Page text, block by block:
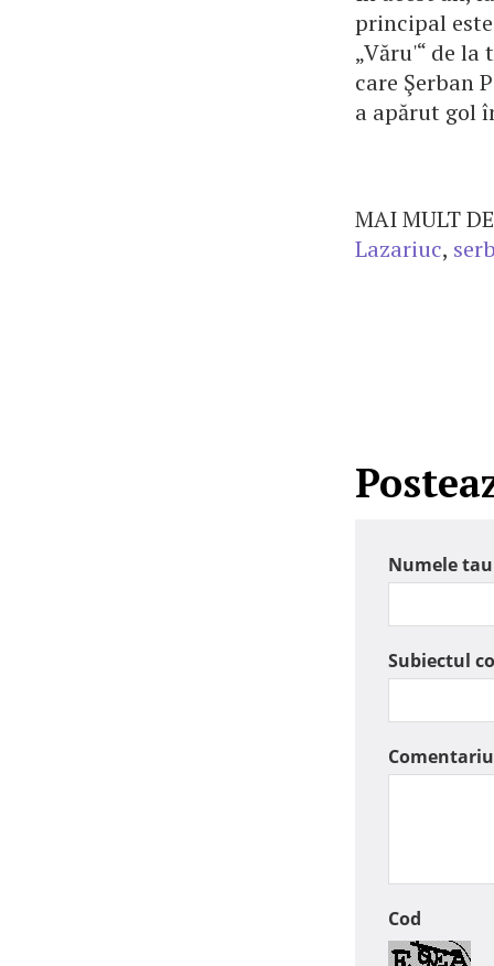
principal
„Văru'“ de
care Şerban
a apărut gol
MAI MULT
Lazariuc,
Numele tau
Subiectul
Cod